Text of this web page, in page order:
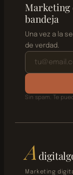
bandeja
Una vez a la
de verdad.
Sin spam. Te
A
Marketing